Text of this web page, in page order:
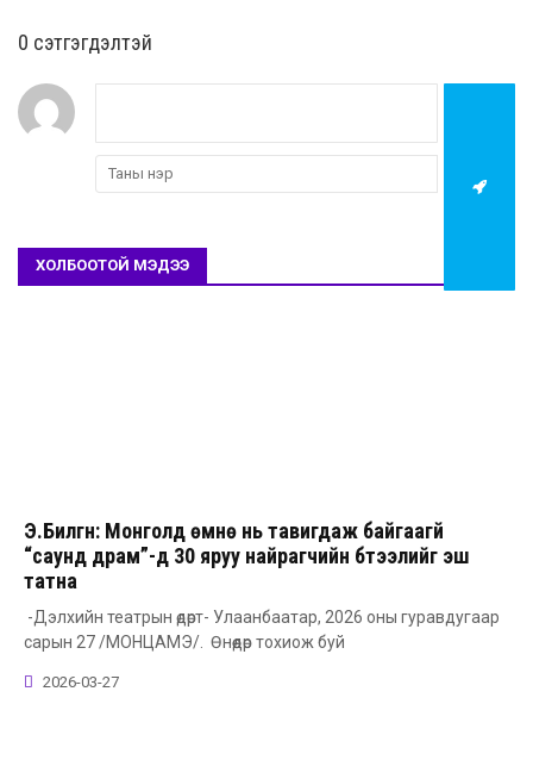
0 cэтгэгдэлтэй
ХОЛБООТОЙ МЭДЭЭ
Э.Билгүүн: Монголд өмнө нь тавигдаж байгаагүй
“саунд драм”-д 30 яруу найрагчийн бүтээлийг эш
татна
-Дэлхийн театрын өдөрт- Улаанбаатар, 2026 оны гуравдугаар
сарын 27 /МОНЦАМЭ/. Өнөөдөр тохиож буй
2026-03-27